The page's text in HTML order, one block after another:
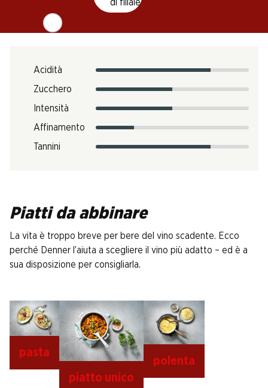
di filiale
Gusto
Acidità
Zucchero
Intensità
Affinamento
Tannini
Piatti da abbinare
La vita è troppo breve per bere del vino scadente. Ecco
perché Denner l’aiuta a scegliere il vino più adatto – ed è a
sua disposizione per consigliarla.
pasta
piatto unico
polenta